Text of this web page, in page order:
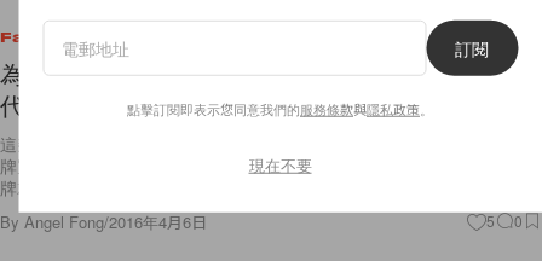
Fashion
為了迎接新任創意總監 Anthony Vaccarello 的年
代，Saint Laurent 今天竟然⋯⋯
這幾天時尚界的話題都離不開 Saint Laurent 這個品牌，因為 4 月 1 日品
牌宣佈 Hedi Slimane 正式離任創意總監一職，震撼了時尚界！而前天品
牌就宣佈了新任創意總監將會有
By Angel Fong/2016年4月6日 5 0
訂閱
點擊訂閱即表示您同意我們的服務條款與隱私政策
現在不要